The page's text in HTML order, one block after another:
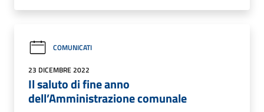
COMUNICATI
23 DICEMBRE 2022
Il saluto di fine anno
dell’Amministrazione comunale